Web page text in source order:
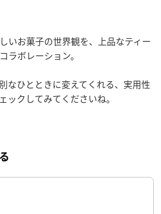
いお菓子の世界観を、上品なティー
ラボレーション。
なひとときに変えてくれる、実用性
ックしてみてくださいね。